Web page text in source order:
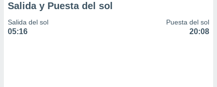
Salida y Puesta del sol
Salida del sol
05:16
Puesta del sol
20:08